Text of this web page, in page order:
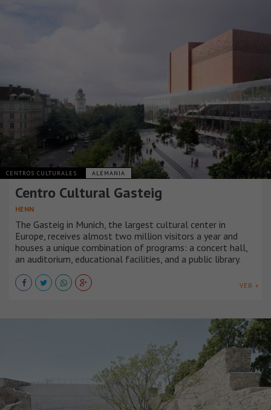
CENTROS CULTURALES ALEMANIA
Centro Cultural Gasteig
HENN
The Gasteig in Munich, the largest cultural center in
Europe, receives almost two million visitors a year and
houses a unique combination of programs: a concert hall,
an auditorium, educational facilities, and a public library.
VER +